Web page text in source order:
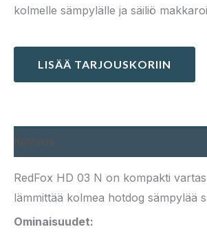
kolmelle sämpylälle ja säiliö
LISÄÄ TARJOUSKORIIN
RedFox HD 03 N on kompakti
lämmittää kolmea hotdog sämpylää
Ominaisuudet: